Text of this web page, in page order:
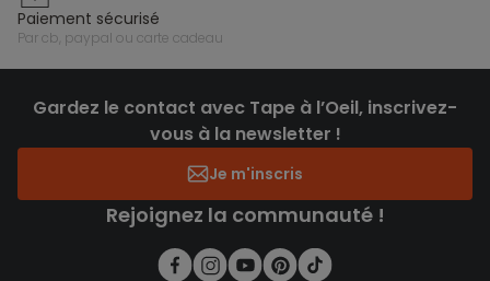
paiement sécurisé
par cb, paypal ou carte cadeau
Gardez le contact avec Tape à l’Oeil, inscrivez-
vous à la newsletter !
Je m'inscris
Rejoignez la communauté !